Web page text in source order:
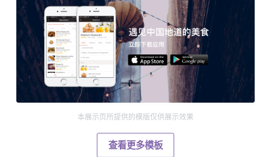
本展示页所提供的模版仅供展示效果
查看更多模板